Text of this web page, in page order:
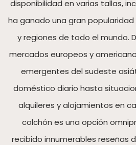
disponibilidad en varias tallas,
ha ganado una gran
y regiones de todo el mundo.
mercados europeos y
emergentes del sudeste
doméstico diario hasta
alquileres y alojamientos en
colchón es una opción
recibido innumerables reseñas